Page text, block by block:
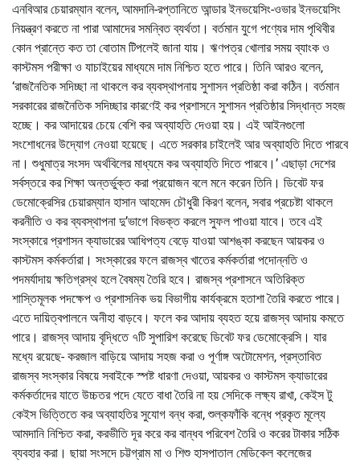
এনবিআর চেয়ারম্যান বলেন, আমদানি-রপ্তানিতে আন্ডার ইনভয়েসিং-ওভার ইনভয়েসিং
নিয়ন্ত্রণ করতে না পারা আমাদের সমন্বিত ব্যর্থতা। বর্তমান যুগে পণ্যের দাম পৃথিবীর
কোন প্রান্তে কত তা বোতাম টিপলেই জানা যায়। ঋণপত্র খোলার সময় ব্যাংক ও
কাস্টমস পরীক্ষা ও যাচাইয়ের মাধ্যমে দাম নিশ্চিত হতে পারে। তিনি আরও বলেন,
‘রাজনৈতিক সদিচ্ছা না থাকলে কর ব্যবস্থাপনায় সুশাসন প্রতিষ্ঠা করা কঠিন। বর্তমান
সরকারের রাজনৈতিক সদিচ্ছার কারণেই কর প্রশাসনে সুশাসন প্রতিষ্ঠার সিদ্ধান্ত সহজ
হচ্ছে। কর আদায়ের চেয়ে বেশি কর অব্যাহতি দেওয়া হয়। এই আইনগুলো
সংশোধনের উদ্যোগ নেওয়া হয়েছে। এতে সরকার চাইলেই আর অব্যাহতি দিতে পারবে
না। শুধুমাত্র সংসদ অর্থবিলের মাধ্যমে কর অব্যাহতি দিতে পারবে।’ এছাড়া দেশের
সর্বস্তরে কর শিক্ষা অন্তর্ভুক্ত করা প্রয়োজন বলে মনে করেন তিনি। ডিবেট ফর
ডেমোক্রেসির চেয়ারম্যান হাসান আহমেদ চৌধুরী কিরণ বলেন, সবার প্রচেষ্টা থাকলে
করনীতি ও কর ব্যবস্থাপনা দু’ভাগে বিভক্ত করলে সুফল পাওয়া যাবে। তবে এই
সংস্কারে প্রশাসন ক্যাডারের আধিপত্য বেড়ে যাওয়া আশঙ্কা করছেন আয়কর ও
কাস্টমস কর্মকর্তারা। সংস্কারের ফলে রাজস্ব খাতের কর্মকর্তারা পদোন্নতি ও
পদমর্যাদায় ক্ষতিগ্রস্থ হলে বৈষম্য তৈরি হবে। রাজস্ব প্রশাসনে অতিরিক্ত
শাস্তিমূলক পদক্ষেপ ও প্রশাসনিক ভয় বিভাগীয় কার্যক্রমে হতাশা তৈরি করতে পারে।
এতে দায়িত্বপালনে অনীহা বাড়বে। ফলে কর আদায় ব্যহত হয়ে রাজস্ব আদায় কমতে
পারে। রাজস্ব আদায় বৃদ্ধিতে ৭টি সুপারিশ করেছে ডিবেট ফর ডেমোক্রেসি। যার
মধ্যে রয়েছে- করজাল বাড়িয়ে আদায় সহজ করা ও পূর্ণাঙ্গ অটোমেশন, প্রস্তাবিত
রাজস্ব সংস্কার বিষয়ে সবাইকে স্পষ্ট ধারণা দেওয়া, আয়কর ও কাস্টমস ক্যাডারের
কর্মকর্তাদের যাতে উচ্চতর পদে যেতে বাধা তৈরি না হয় সেদিকে লক্ষ্য রাখা, কেইস টু
কেইস ভিত্তিতে কর অব্যাহতির সুযোগ বন্ধ করা, শুল্কফাঁকি বন্ধে প্রকৃত মূল্যে
আমদানি নিশ্চিত করা, করভীতি দূর করে কর বান্ধব পরিবেশ তৈরি ও করের টাকার সঠিক
ব্যবহার করা। ছায়া সংসদে চট্টগ্রাম মা ও শিশু হাসপাতাল মেডিকেল কলেজের